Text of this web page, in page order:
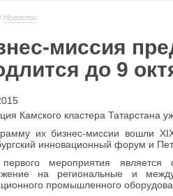
/Новости
миссия
до 9
Камского кластера Татарстана
их бизнес-миссии вошли
инновационный форум и
мероприятия является
на региональные и
промышленного